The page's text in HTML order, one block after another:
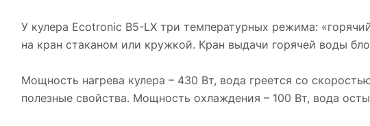
У кулера Ecotronic B5-LX три температурных режима:
на кран стаканом или кружкой. Кран выдачи горячей воды
Мощность нагрева кулера – 430 Вт, вода греется со
полезные свойства. Мощность охлаждения – 100 Вт, вода